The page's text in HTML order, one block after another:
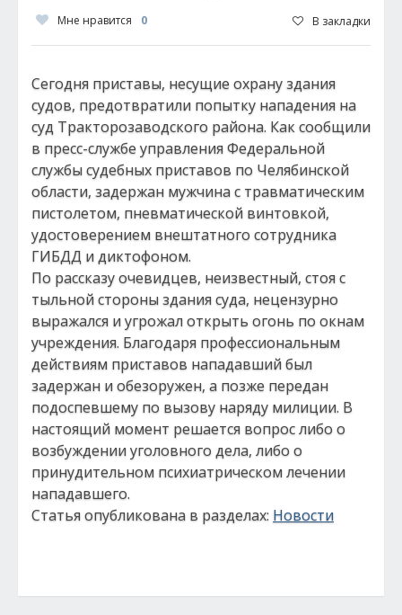
Мне нравится 0 В закладки
Сегодня приставы, несущие охрану здания
судов, предотвратили попытку нападения на
суд Тракторозаводского района. Как сообщили
в пресс-службе управления Федеральной
службы судебных приставов по Челябинской
области, задержан мужчина с травматическим
пистолетом, пневматической винтовкой,
удостоверением внештатного сотрудника
ГИБДД и диктофоном.
По рассказу очевидцев, неизвестный, стоя с
тыльной стороны здания суда, нецензурно
выражался и угрожал открыть огонь по окнам
учреждения. Благодаря профессиональным
действиям приставов нападавший был
задержан и обезоружен, а позже передан
подоспевшему по вызову наряду милиции. В
настоящий момент решается вопрос либо о
возбуждении уголовного дела, либо о
принудительном психиатрическом лечении
нападавшего.
Статья опубликована в разделах: Новости